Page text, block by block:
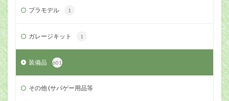
プラモデル 1
ガレージキット 1
装備品 601
その他 (サバゲー用品等